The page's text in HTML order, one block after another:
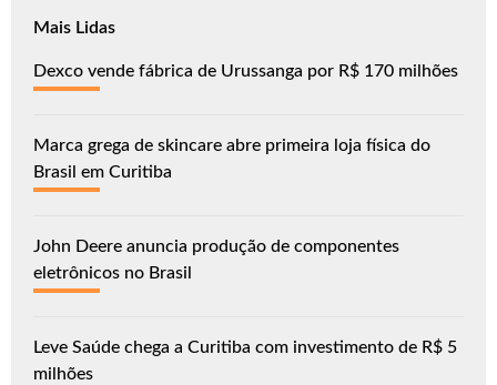
Mais Lidas
Dexco vende fábrica de Urussanga por R$ 170 milhões
Marca grega de skincare abre primeira loja física do
Brasil em Curitiba
John Deere anuncia produção de componentes
eletrônicos no Brasil
Leve Saúde chega a Curitiba com investimento de R$ 5
milhões